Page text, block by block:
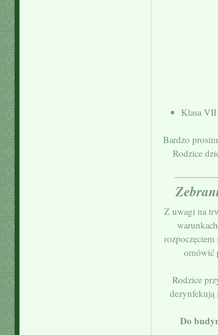
Klasa VII
Bardzo
Rodzice
Z uwagi na
omówić
Rodzice
dezynfekują
Do